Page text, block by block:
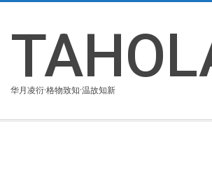
content
华月凌衍·格物致知·温故知新